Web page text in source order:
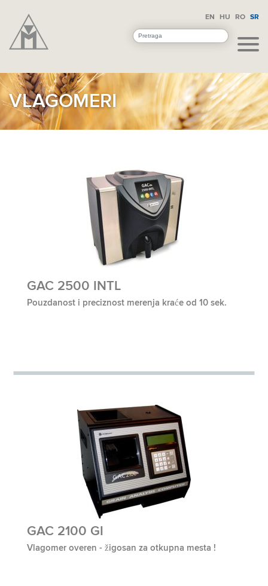
EN HU RO SR
VLAGOMERI
GAC 2500 INTL
Pouzdanost i preciznost merenja kraće od 10 sek.
GAC 2100 GI
Vlagomer overen - žigosan za otkupna mesta !